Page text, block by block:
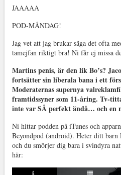
JAAAAA
POD-MÅNDAG!
Jag vet att jag brukar säga det ofta
tamejfan riktigt bra! Ni får ej missa
Martins penis, är den lik Bo’s?
fortsätter sin liberala bana i ett
Moderaternas supernya
framtidssyner som 11-åring. Tv-
inte var SÅ perfekt ändå… och en
Ni hittar podden på iTunes och
Beyondpod (android). Heter ditt
och du smörjer dig bara i svindyra
här: